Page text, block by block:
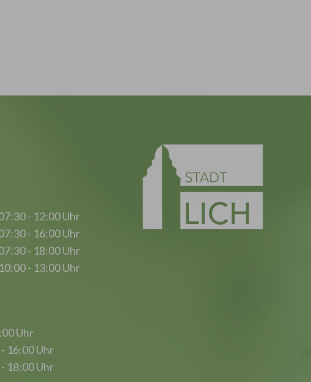
- 12:00 Uhr
- 16:00 Uhr
- 18:00 Uhr
10:00 - 13:00 Uhr
Uhr
16:00 Uhr
18:00 Uhr